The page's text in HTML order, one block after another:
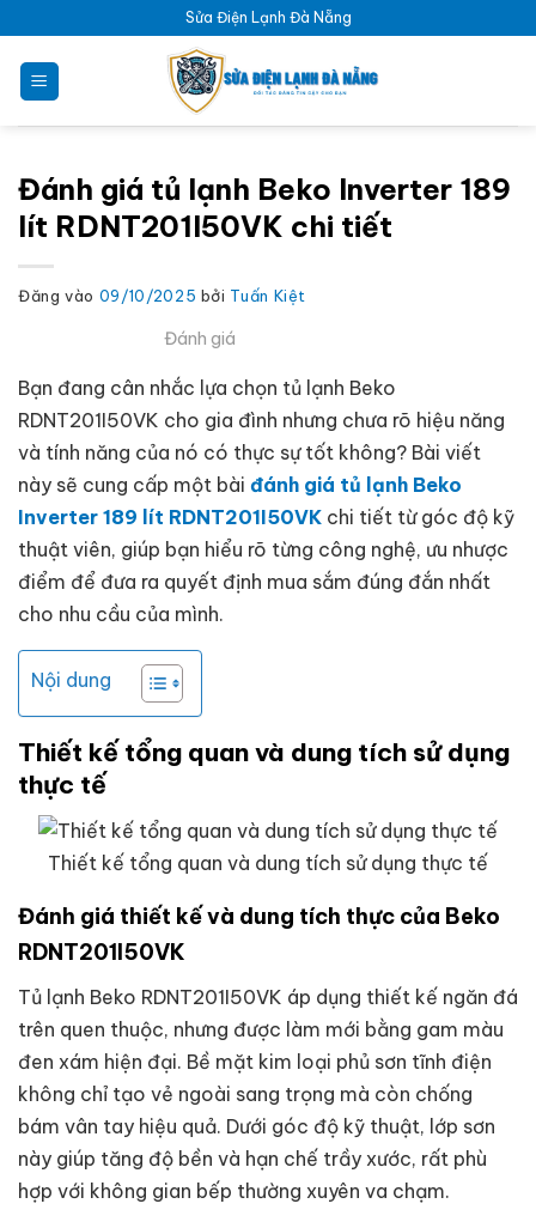
Sửa Điện Lạnh Đà Nẵng
Đánh giá tủ lạnh Beko Inverter 189
lít RDNT201I50VK chi tiết
Đăng vào 09/10/2025 bởi Tuấn Kiệt
Đánh giá
Bạn đang cân nhắc lựa chọn tủ lạnh Beko
RDNT201I50VK cho gia đình nhưng chưa rõ hiệu năng
và tính năng của nó có thực sự tốt không? Bài viết
này sẽ cung cấp một bài đánh giá tủ lạnh Beko
Inverter 189 lít RDNT201I50VK chi tiết từ góc độ kỹ
thuật viên, giúp bạn hiểu rõ từng công nghệ, ưu nhược
điểm để đưa ra quyết định mua sắm đúng đắn nhất
cho nhu cầu của mình.
Nội dung
Thiết kế tổng quan và dung tích sử dụng
thực tế
Thiết kế tổng quan và dung tích sử dụng thực tế
Đánh giá thiết kế và dung tích thực của Beko
RDNT201I50VK
Tủ lạnh Beko RDNT201I50VK áp dụng thiết kế ngăn đá
trên quen thuộc, nhưng được làm mới bằng gam màu
đen xám hiện đại. Bề mặt kim loại phủ sơn tĩnh điện
không chỉ tạo vẻ ngoài sang trọng mà còn chống
bám vân tay hiệu quả. Dưới góc độ kỹ thuật, lớp sơn
này giúp tăng độ bền và hạn chế trầy xước, rất phù
hợp với không gian bếp thường xuyên va chạm.